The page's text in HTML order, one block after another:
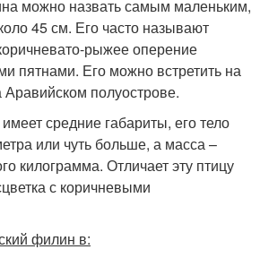
можно назвать самым маленьким,
45 см. Его часто называют
рыжее оперение
пятнами. Его можно встретить на
полуострове.
средние габариты, его тело
или чуть больше, а масса –
килограмма. Отличает эту птицу
с коричневыми
филин в: